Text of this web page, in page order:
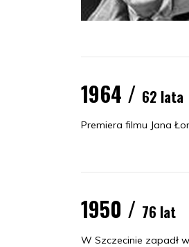
1964 / 62 lata
Premiera filmu Jana
1950 / 76 lat
W Szczecinie zapadł